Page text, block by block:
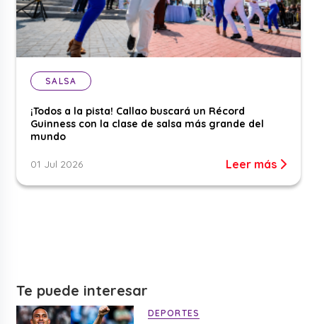
SALSA
¡Todos a la pista! Callao buscará un Récord
Guinness con la clase de salsa más grande del
mundo
01 Jul 2026 Leer más
Te puede interesar
DEPORTES